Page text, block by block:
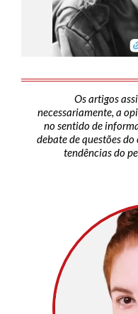
Os artigos
necessariamente, a
no sentido de
debate de questões
tendências do